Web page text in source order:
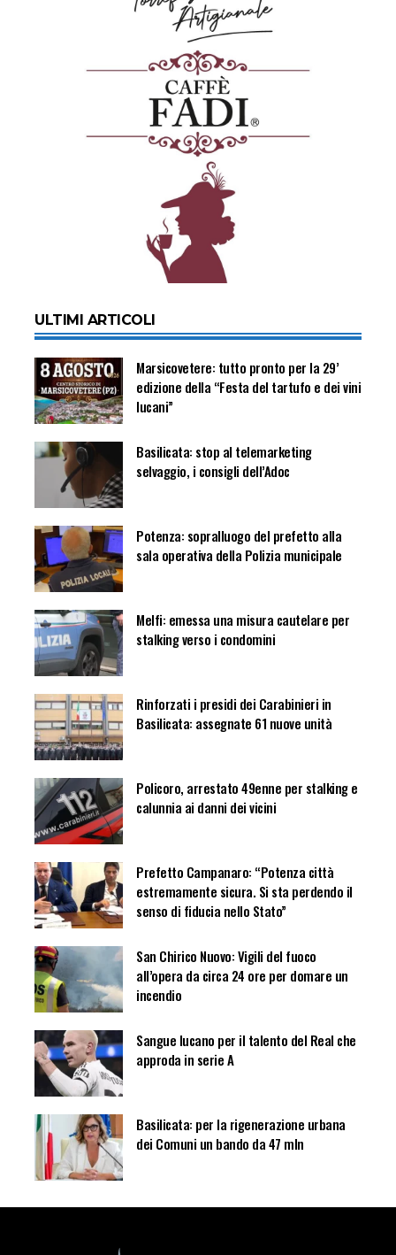
ULTIMI ARTICOLI
Marsicovetere: tutto pronto per la 29’
edizione della “Festa del tartufo e dei vini
lucani”
Basilicata: stop al telemarketing
selvaggio, i consigli dell’Adoc
Potenza: sopralluogo del prefetto alla
sala operativa della Polizia municipale
Melfi: emessa una misura cautelare per
stalking verso i condomini
Rinforzati i presidi dei Carabinieri in
Basilicata: assegnate 61 nuove unità
Policoro, arrestato 49enne per stalking e
calunnia ai danni dei vicini
Prefetto Campanaro: “Potenza città
estremamente sicura. Si sta perdendo il
senso di fiducia nello Stato”
San Chirico Nuovo: Vigili del fuoco
all’opera da circa 24 ore per domare un
incendio
Sangue lucano per il talento del Real che
approda in serie A
Basilicata: per la rigenerazione urbana
dei Comuni un bando da 47 mln